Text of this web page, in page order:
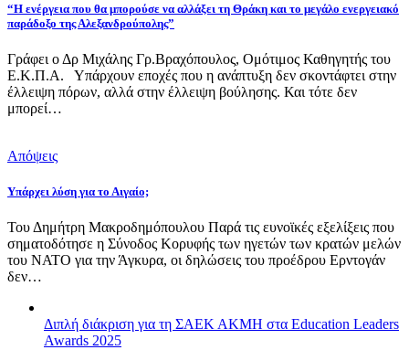
“Η ενέργεια που θα μπορούσε να αλλάξει τη Θράκη και το μεγάλο ενεργειακό
παράδοξο της Αλεξανδρούπολης”
Γράφει ο Δρ Μιχάλης Γρ.Βραχόπουλος, Ομότιμος Καθηγητής του
Ε.Κ.Π.Α. Υπάρχουν εποχές που η ανάπτυξη δεν σκοντάφτει στην
έλλειψη πόρων, αλλά στην έλλειψη βούλησης. Και τότε δεν
μπορεί…
Απόψεις
Υπάρχει λύση για το Αιγαίο;
Του Δημήτρη Μακροδημόπουλου Παρά τις ευνοϊκές εξελίξεις που
σηματοδότησε η Σύνοδος Κορυφής των ηγετών των κρατών μελών
του ΝΑΤΟ για την Άγκυρα, οι δηλώσεις του προέδρου Ερντογάν
δεν…
Διπλή διάκριση για τη ΣΑΕΚ ΑΚΜΗ στα Education Leaders
Awards 2025